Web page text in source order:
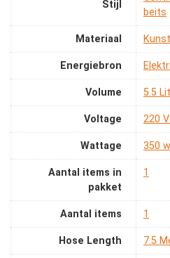
Stijl
beits
Materiaal
Energiebron
Volume ‎5.5
Voltage ‎220
Wattage ‎350
Aantal items in
pakket
‎1
Aantal items ‎1
Hose Length ‎7.5